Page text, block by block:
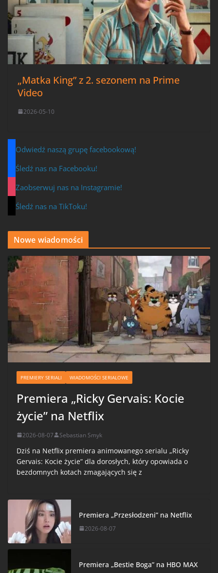
„Matka King” z 2. sezonem na Prime
Video
2026-05-10
Odwiedź naszą grupę facebookową!
Śledź nas na Facebooku!
Zaobserwuj nas na Instagramie!
Śledź nas na TikToku!
Nowe wiadomości
PREMIERY SERIALI WIADOMOŚCI SERIALOWE
Premiera „Ricky Gervais: Kocie
życie” na Netflix
2026-08-07 Sebastian Smyk
Dziś na Netflix premiera animowanego serialu „Ricky
Gervais: Kocie życie” dla dorosłych, który opowiada o
bezdomnych kotach zmagających się z
Premiera „Przesłodzeni” na Netflix
2026-08-07
Premiera „Bestie Boga” na HBO MAX